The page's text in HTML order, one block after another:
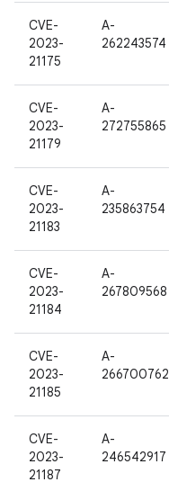
CVE-
2023-
21175
A-
262243574
CVE-
2023-
21179
A-
272755865
CVE-
2023-
21183
A-
235863754
CVE-
2023-
21184
A-
267809568
CVE-
2023-
21185
A-
266700762
CVE-
2023-
21187
A-
246542917